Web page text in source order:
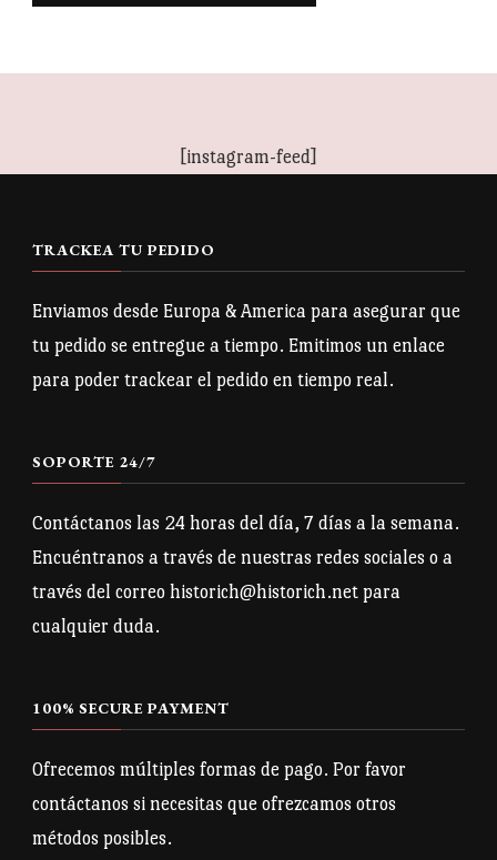
[instagram-feed]
TRACKEA TU PEDIDO
Enviamos desde Europa & America para asegurar que
tu pedido se entregue a tiempo. Emitimos un enlace
para poder trackear el pedido en tiempo real.
SOPORTE 24/7
Contáctanos las 24 horas del día, 7 días a la semana.
Encuéntranos a través de nuestras redes sociales o a
través del correo historich@historich.net para
cualquier duda.
100% SECURE PAYMENT
Ofrecemos múltiples formas de pago. Por favor
contáctanos si necesitas que ofrezcamos otros
métodos posibles.